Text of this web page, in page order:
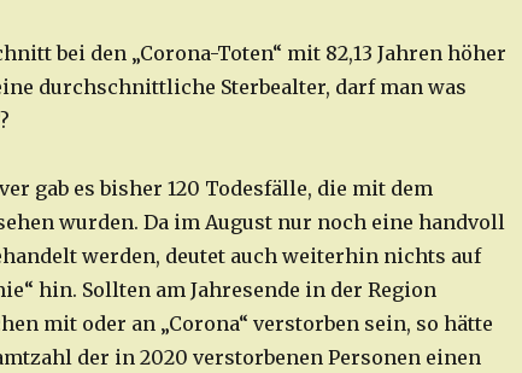
bei den „Corona-Toten“ mit 82,13 Jahren höher
durchschnittliche Sterbealter, darf man was
gab es bisher 120 Todesfälle, die mit dem
wurden. Da im August nur noch eine handvoll
werden, deutet auch weiterhin nichts auf
hin. Sollten am Jahresende in der Region
mit oder an „Corona“ verstorben sein, so hätte
der in 2020 verstorbenen Personen einen